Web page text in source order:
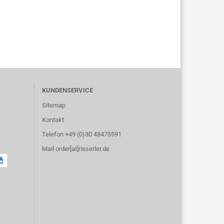
KUNDENSERVICE
Sitemap
Kontakt
Telefon +49 (0)30 48473591
Mail order[at]rieserler.de